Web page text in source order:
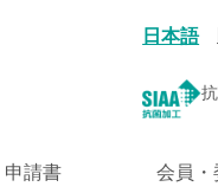
日本語
申請書 会員・